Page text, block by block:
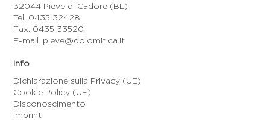
32044 Pieve di Cadore (BL)
Tel. 0435 32428
Fax. 0435 33520
E-mail. pieve@dolomitica.it
Info
Dichiarazione sulla Privacy (UE)
Cookie Policy (UE)
Disconoscimento
Imprint